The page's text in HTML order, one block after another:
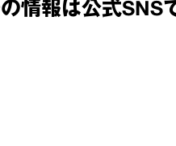
情報は公式SNSで